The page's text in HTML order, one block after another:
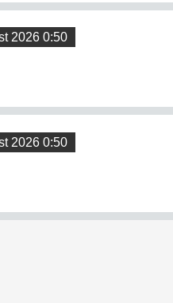
2026 0:50
2026 0:50